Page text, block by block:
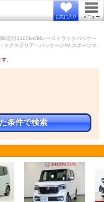
お気に入り メニュー
/走行1100km/Mレーストラックパッケー
エクステリア・パッケージ/M スポーツエ
。
条件で検索